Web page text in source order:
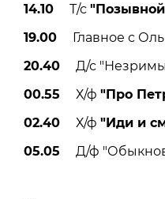
14.10 Т/с
19.00 Главное с
20.40 Д/с
00.55 Х/ф "Про
02.40 Х/ф "Иди и
05.05 Д/ф